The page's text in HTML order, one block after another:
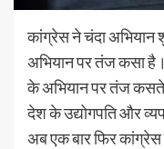
कांग्रेस ने चंदा अभियान
अभियान पर तंज कसा
के अभियान पर तंज कसते
देश के उद्योगपति और
अब एक बार फिर कांग्रेस